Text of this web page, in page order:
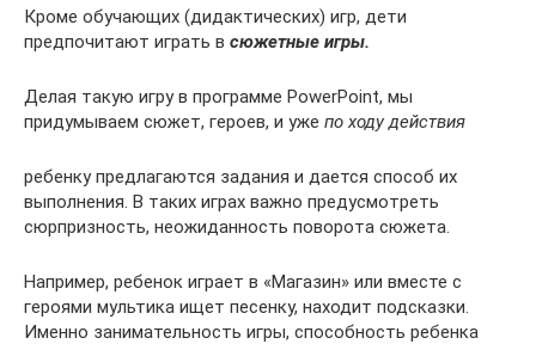
Кроме обучающих (дидактических) игр, дети
предпочитают играть в сюжетные игры.
Делая такую игру в программе PowerPoint, мы
придумываем сюжет, героев, и уже по ходу действия
ребенку предлагаются задания и дается способ их
выполнения. В таких играх важно предусмотреть
сюрпризность, неожиданность поворота сюжета.
Например, ребенок играет в «Магазин» или вместе с
героями мультика ищет песенку, находит подсказки.
Именно занимательность игры, способность ребенка